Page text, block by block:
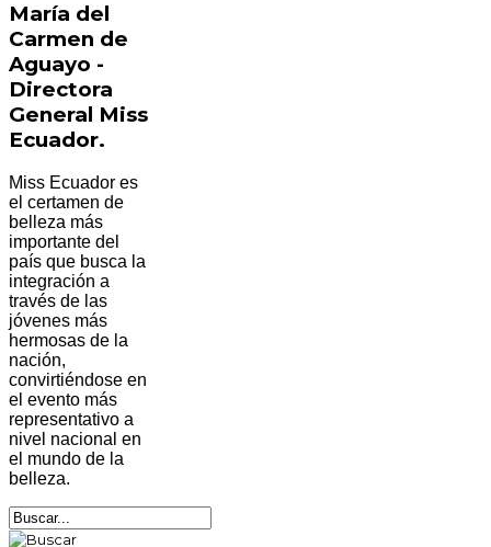
María del
Carmen de
Aguayo -
Directora
General Miss
Ecuador.
Miss Ecuador es
el certamen de
belleza más
importante del
país que busca la
integración a
través de las
jóvenes más
hermosas de la
nación,
convirtiéndose en
el evento más
representativo a
nivel nacional en
el mundo de la
belleza.